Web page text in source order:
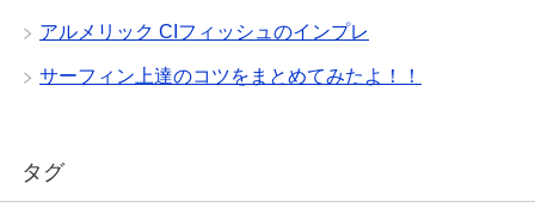
アルメリック CIフィッシュのインプレ
サーフィン上達のコツをまとめてみたよ！！
タグ